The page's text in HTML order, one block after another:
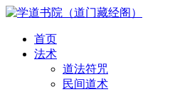
首页
法术
道法符咒
民间道术